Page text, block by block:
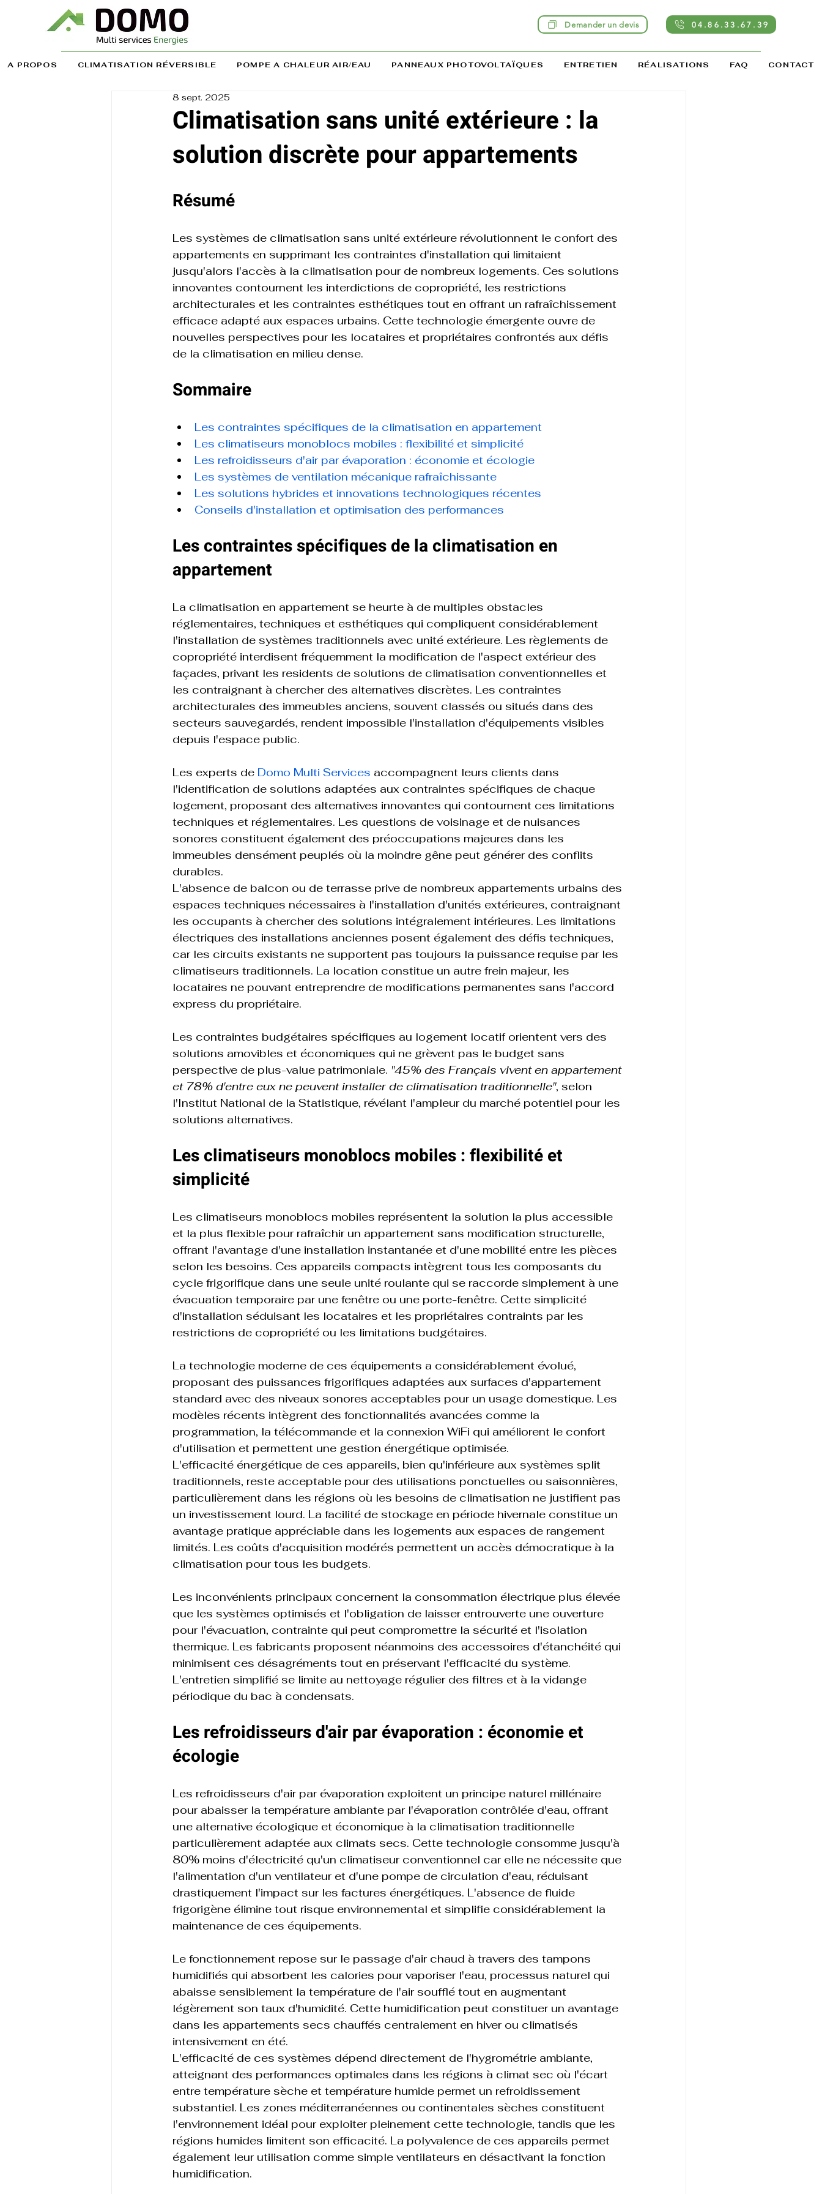
Demander un devis 04.86.33.67.39
A PROPOS CLIMATISATION RÉVERSIBLE POMPE A CHALEUR AIR/EAU PANNEAUX PHOTOVOLTAÏQUES ENTRETIEN RÉALISATIONS FAQ CONTACT
Climatisation sans unité extérieure : la
solution discrète pour appartements
8 sept. 2025
Résumé
Les systèmes de climatisation sans unité extérieure révolutionnent le confort des
appartements en supprimant les contraintes d'installation qui limitaient
jusqu'alors l'accès à la climatisation pour de nombreux logements. Ces solutions
innovantes contournent les interdictions de copropriété, les restrictions
architecturales et les contraintes esthétiques tout en offrant un rafraîchissement
efficace adapté aux espaces urbains. Cette technologie émergente ouvre de
nouvelles perspectives pour les locataires et propriétaires confrontés aux défis
de la climatisation en milieu dense.
Sommaire
Les contraintes spécifiques de la climatisation en appartement
Les climatiseurs monoblocs mobiles : flexibilité et simplicité
Les refroidisseurs d'air par évaporation : économie et écologie
Les systèmes de ventilation mécanique rafraîchissante
Les solutions hybrides et innovations technologiques récentes
Conseils d'installation et optimisation des performances
Les contraintes spécifiques de la climatisation en
appartement
La climatisation en appartement se heurte à de multiples obstacles
réglementaires, techniques et esthétiques qui compliquent considérablement
l'installation de systèmes traditionnels avec unité extérieure. Les règlements de
copropriété interdisent fréquemment la modification de l'aspect extérieur des
façades, privant les residents de solutions de climatisation conventionnelles et
les contraignant à chercher des alternatives discrètes. Les contraintes
architecturales des immeubles anciens, souvent classés ou situés dans des
secteurs sauvegardés, rendent impossible l'installation d'équipements visibles
depuis l'espace public.
Les experts de Domo Multi Services accompagnent leurs clients dans
l'identification de solutions adaptées aux contraintes spécifiques de chaque
logement, proposant des alternatives innovantes qui contournent ces limitations
techniques et réglementaires. Les questions de voisinage et de nuisances
sonores constituent également des préoccupations majeures dans les
immeubles densément peuplés où la moindre gêne peut générer des conflits
durables.
L'absence de balcon ou de terrasse prive de nombreux appartements urbains des
espaces techniques nécessaires à l'installation d'unités extérieures, contraignant
les occupants à chercher des solutions intégralement intérieures. Les limitations
électriques des installations anciennes posent également des défis techniques,
car les circuits existants ne supportent pas toujours la puissance requise par les
climatiseurs traditionnels. La location constitue un autre frein majeur, les
locataires ne pouvant entreprendre de modifications permanentes sans l'accord
express du propriétaire.
Les contraintes budgétaires spécifiques au logement locatif orientent vers des
solutions amovibles et économiques qui ne grèvent pas le budget sans
perspective de plus-value patrimoniale. "45% des Français vivent en appartement
et 78% d'entre eux ne peuvent installer de climatisation traditionnelle", selon
l'Institut National de la Statistique, révélant l'ampleur du marché potentiel pour les
solutions alternatives.
Les climatiseurs monoblocs mobiles : flexibilité et
simplicité
Les climatiseurs monoblocs mobiles représentent la solution la plus accessible
et la plus flexible pour rafraîchir un appartement sans modification structurelle,
offrant l'avantage d'une installation instantanée et d'une mobilité entre les pièces
selon les besoins. Ces appareils compacts intègrent tous les composants du
cycle frigorifique dans une seule unité roulante qui se raccorde simplement à une
évacuation temporaire par une fenêtre ou une porte-fenêtre. Cette simplicité
d'installation séduisant les locataires et les propriétaires contraints par les
restrictions de copropriété ou les limitations budgétaires.
La technologie moderne de ces équipements a considérablement évolué,
proposant des puissances frigorifiques adaptées aux surfaces d'appartement
standard avec des niveaux sonores acceptables pour un usage domestique. Les
modèles récents intègrent des fonctionnalités avancées comme la
programmation, la télécommande et la connexion WiFi qui améliorent le confort
d'utilisation et permettent une gestion énergétique optimisée.
L'efficacité énergétique de ces appareils, bien qu'inférieure aux systèmes split
traditionnels, reste acceptable pour des utilisations ponctuelles ou saisonnières,
particulièrement dans les régions où les besoins de climatisation ne justifient pas
un investissement lourd. La facilité de stockage en période hivernale constitue un
avantage pratique appréciable dans les logements aux espaces de rangement
limités. Les coûts d'acquisition modérés permettent un accès démocratique à la
climatisation pour tous les budgets.
Les inconvénients principaux concernent la consommation électrique plus élevée
que les systèmes optimisés et l'obligation de laisser entrouverte une ouverture
pour l'évacuation, contrainte qui peut compromettre la sécurité et l'isolation
thermique. Les fabricants proposent néanmoins des accessoires d'étanchéité qui
minimisent ces désagréments tout en préservant l'efficacité du système.
L'entretien simplifié se limite au nettoyage régulier des filtres et à la vidange
périodique du bac à condensats.
Les refroidisseurs d'air par évaporation : économie et
écologie
Les refroidisseurs d'air par évaporation exploitent un principe naturel millénaire
pour abaisser la température ambiante par l'évaporation contrôlée d'eau, offrant
une alternative écologique et économique à la climatisation traditionnelle
particulièrement adaptée aux climats secs. Cette technologie consomme jusqu'à
80% moins d'électricité qu'un climatiseur conventionnel car elle ne nécessite que
l'alimentation d'un ventilateur et d'une pompe de circulation d'eau, réduisant
drastiquement l'impact sur les factures énergétiques. L'absence de fluide
frigorigène élimine tout risque environnemental et simplifie considérablement la
maintenance de ces équipements.
Le fonctionnement repose sur le passage d'air chaud à travers des tampons
humidifiés qui absorbent les calories pour vaporiser l'eau, processus naturel qui
abaisse sensiblement la température de l'air soufflé tout en augmentant
légèrement son taux d'humidité. Cette humidification peut constituer un avantage
dans les appartements secs chauffés centralement en hiver ou climatisés
intensivement en été.
L'efficacité de ces systèmes dépend directement de l'hygrométrie ambiante,
atteignant des performances optimales dans les régions à climat sec où l'écart
entre température sèche et température humide permet un refroidissement
substantiel. Les zones méditerranéennes ou continentales sèches constituent
l'environnement idéal pour exploiter pleinement cette technologie, tandis que les
régions humides limitent son efficacité. La polyvalence de ces appareils permet
également leur utilisation comme simple ventilateurs en désactivant la fonction
humidification.